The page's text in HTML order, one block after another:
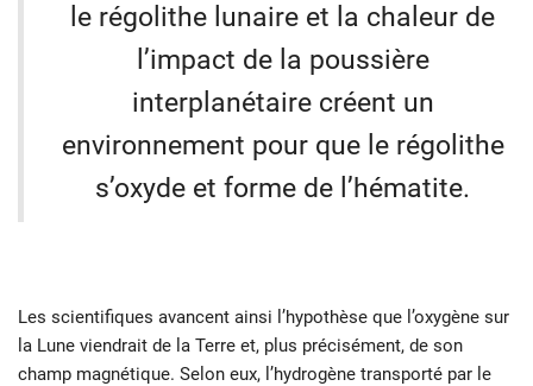
le régolithe lunaire et la chaleur de
l’impact de la poussière
interplanétaire créent un
environnement pour que le régolithe
s’oxyde et forme de l’hématite.
Les scientifiques avancent ainsi l’hypothèse que l’oxygène sur
la Lune viendrait de la Terre et, plus précisément, de son
champ magnétique. Selon eux, l’hydrogène transporté par le